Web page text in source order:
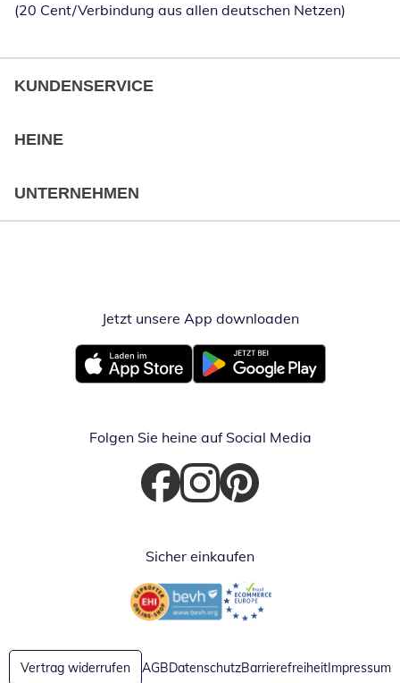
(20 Cent/Verbindung aus allen deutschen Netzen)
KUNDENSERVICE
HEINE
UNTERNEHMEN
Jetzt unsere App downloadenÖffnet in
Öffnet in neuem FensterÖffnet in neuem Fenster
Folgen Sie heine auf Social Media
Öffnet in neuem Fenster
Öffnet in neuem Fenster
Öffnet in neuem Fenster
Sicher einkaufen
Öffnet in neuem FensterÖffnet in neuem Fenster
Vertrag widerrufen AGBDatenschutzBarrierefreiheitImpressum